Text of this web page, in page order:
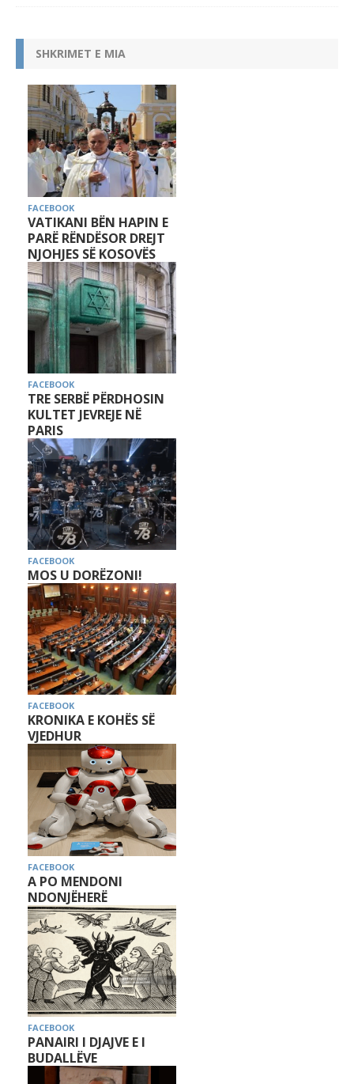
SHKRIMET E MIA
FACEBOOK
VATIKANI BËN HAPIN E
PARË RËNDËSOR DREJT
NJOHJES SË KOSOVËS
FACEBOOK
TRE SERBË PËRDHOSIN
KULTET JEVREJE NË
PARIS
FACEBOOK
MOS U DORËZONI!
FACEBOOK
KRONIKA E KOHËS SË
VJEDHUR
FACEBOOK
A PO MENDONI
NDONJËHERË
FACEBOOK
PANAIRI I DJAJVE E I
BUDALLËVE